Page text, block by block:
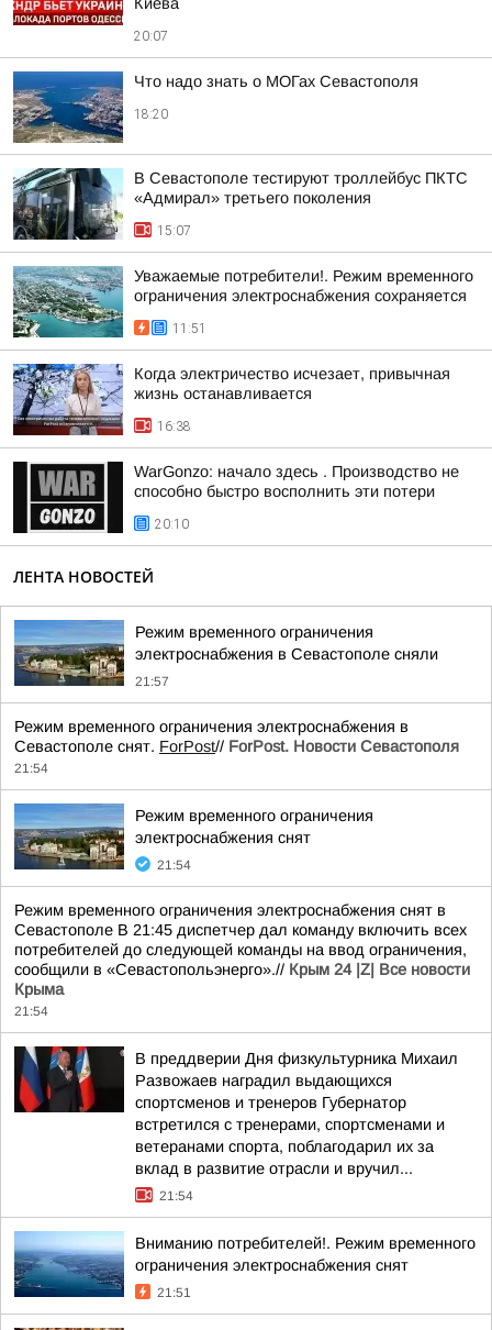
20:07
Что надо знать о МОГах Севастополя
18:20
В Севастополе тестируют троллейбус ПКТС
«Адмирал» третьего поколения
15:07
Уважаемые потребители!. Режим временного
ограничения электроснабжения сохраняется
11:51
Когда электричество исчезает, привычная
жизнь останавливается
16:38
WarGonzo: начало здесь . Производство не
способно быстро восполнить эти потери
20:10
ЛЕНТА НОВОСТЕЙ
Режим временного ограничения
электроснабжения в Севастополе сняли
21:57
Режим временного ограничения электроснабжения в
Севастополе снят. ForPost// ForPost. Новости Севастополя
21:54
Режим временного ограничения
электроснабжения снят
21:54
Режим временного ограничения электроснабжения снят в
Севастополе В 21:45 диспетчер дал команду включить всех
потребителей до следующей команды на ввод ограничения,
сообщили в «Севастопольэнерго».// Крым 24 |Z| Все новости
Крыма
21:54
В преддверии Дня физкультурника Михаил
Развожаев наградил выдающихся
спортсменов и тренеров Губернатор
встретился с тренерами, спортсменами и
ветеранами спорта, поблагодарил их за
вклад в развитие отрасли и вручил...
21:54
Вниманию потребителей!. Режим временного
ограничения электроснабжения снят
21:51